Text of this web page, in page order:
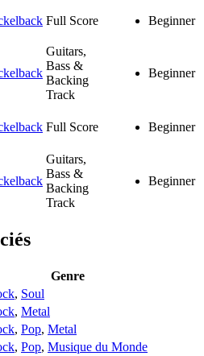
Full Score Beginner
Guitars,
Bass &
Backing
Track
Beginner
Full Score Beginner
Guitars,
Bass &
Backing
Track
Beginner
Genre
, Soul
, Metal
, Pop, Metal
, Pop, Musique du Monde